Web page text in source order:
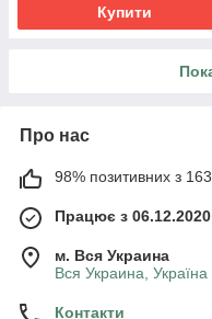
Купити
Про нас
98% позитивних з 163
Працює з 06.12.2020
м. Вся Украина
Вся Украина, Україна
Контакти